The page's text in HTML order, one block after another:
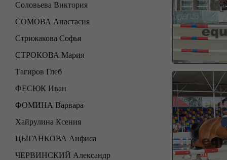
Соловьева Виктория
СОМОВА Анастасия
Стрижакова Софья
СТРОКОВА Мария
Тагиров Глеб
ФЕСЮК Иван
ФОМИНА Варвара
Хайрулина Ксения
ЦЫГАНКОВА Анфиса
ЧЕРВИНСКИЙ Александр